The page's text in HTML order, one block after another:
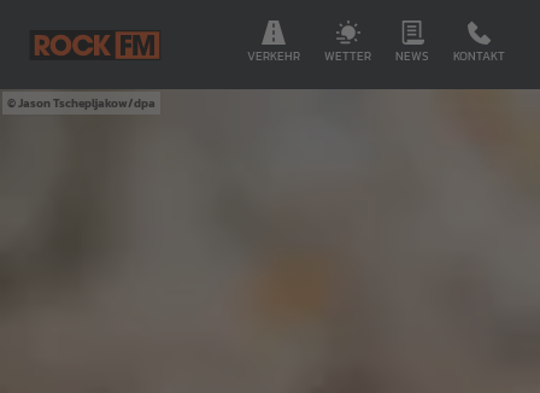
VERKEHR WETTER NEWS KONTAKT
Jason Tschepljakow/dpa